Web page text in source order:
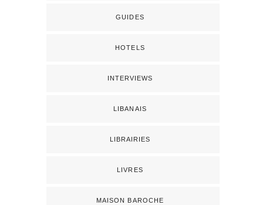
GUIDES
HOTELS
INTERVIEWS
LIBANAIS
LIBRAIRIES
LIVRES
MAISON BAROCHE